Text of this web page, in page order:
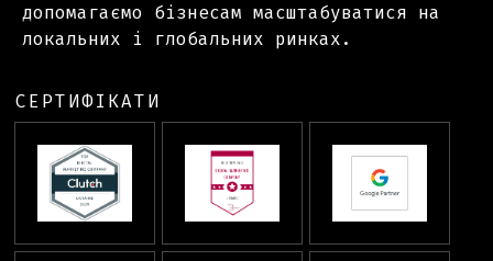
допомагаємо бізнесам масштабуватися на
локальних і глобальних ринках.